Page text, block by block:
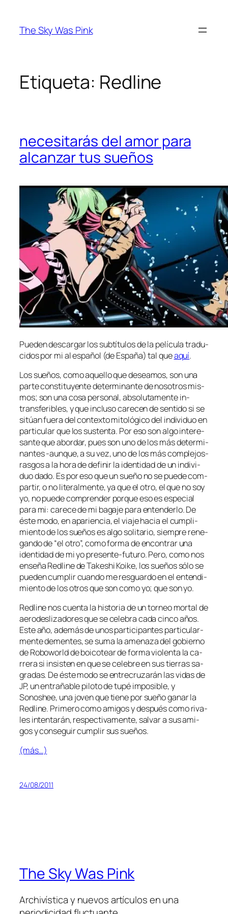
contenido
The Sky Was Pink
Etiqueta: Redline
necesitarás del amor para
alcanzar tus sueños
Pueden des­car­gar los sub­tí­tu­los de la pe­lí­cu­la tra­du­
ci­dos por mi al es­pa­ñol (de España) tal queaquí.
Los sue­ños, co­mo aque­llo que de­sea­mos, son una
par­te cons­ti­tu­yen­te de­ter­mi­nan­te de no­so­tros mis­
mos; son una co­sa per­so­nal, ab­so­lu­ta­men­te in­
trans­fe­ri­bles, y que in­clu­so ca­re­cen de sen­ti­do si se
si­túan fue­ra del con­tex­to mi­to­ló­gi­co del in­di­vi­duo en
par­ti­cu­lar que los sus­ten­ta. Por eso son al­go in­tere­
san­te que abor­dar, pues son uno de los más de­ter­mi­
nan­tes ‑aun­que, a su vez, uno de los más complejos-
ras­gos a la ho­ra de de­fi­nir la iden­ti­dad de un in­di­vi­
duo da­do. Es por eso que un sue­ño no se pue­de com­
par­tir, o no li­te­ral­men­te, ya que el otro, el que no soy
yo, no pue­de com­pren­der por­que eso es es­pe­cial
pa­ra mi: ca­re­ce de mi ba­ga­je pa­ra en­ten­der­lo. De
és­te mo­do, en apa­rien­cia, el via­je ha­cia el cum­pli­
mien­to de los sue­ños es al­go so­li­ta­rio, siem­pre re­ne­
gan­do de “el otro”, co­mo for­ma de en­con­trar una
iden­ti­dad de mi yo presente-futuro. Pero, co­mo nos
en­se­ña Redline de Takeshi Koike, los sue­ños só­lo se
pue­den cum­plir cuan­do me res­guar­do en el en­ten­di­
mien­to de los otros que son co­mo yo; que son yo.
Redline nos cuen­ta la his­to­ria de un tor­neo mor­tal de
ae­ro­des­li­za­do­res que se ce­le­bra ca­da cin­co años.
Este año, ade­más de unos par­ti­ci­pan­tes par­ti­cu­lar­
men­te de­men­tes, se su­ma la ame­na­za del go­bierno
de Roboworld de boi­co­tear de for­ma vio­len­ta la ca­
rre­ra si in­sis­ten en que se ce­le­bre en sus tie­rras sa­
gra­das. De és­te mo­do se en­tre­cru­za­rán las vi­das de
JP, un en­tra­ña­ble pi­lo­to de tu­pé im­po­si­ble, y
Sonoshee, una jo­ven que tie­ne por sue­ño ga­nar la
Redline. Primero co­mo ami­gos y des­pués co­mo ri­va­
les in­ten­ta­rán, res­pec­ti­va­men­te, sal­var a sus ami­
gos y con­se­guir cum­plir sus sueños.
(más…)
24/08/2011
The Sky Was Pink
Archivística y nuevos artículos en una